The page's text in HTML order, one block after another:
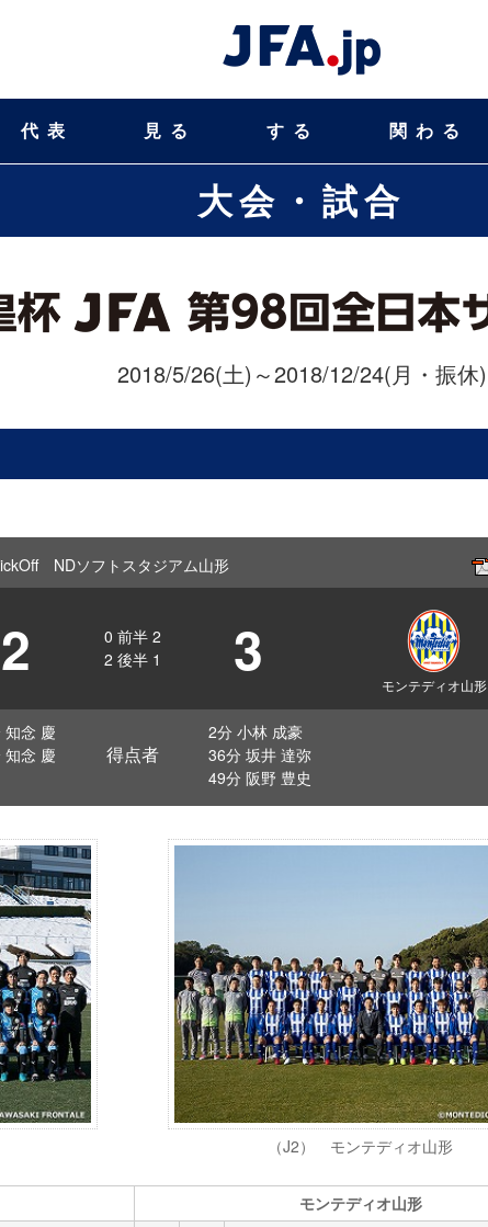
代表 見る する 関わる
大会・試合
2018/5/26(土)～2018/12/24(月・振休)
NDソフトスタジアム山形
2 0 前半 2
2 後半 1 3 モンテディオ山形
知念 慶
知念 慶
得点者
2分 小林 成豪
36分 坂井 達弥
49分 阪野 豊史
（J2） モンテディオ山形
モンテディオ山形